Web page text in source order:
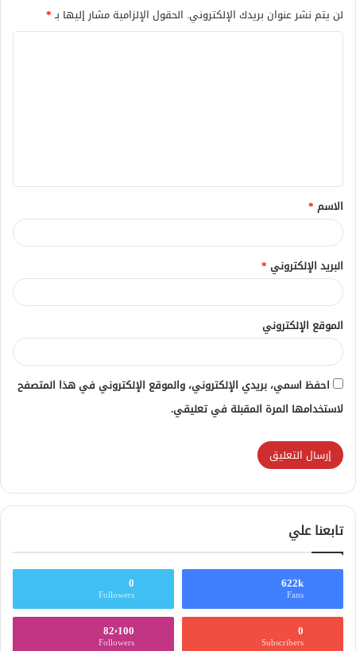
لن يتم نشر عنوان بريدك الإلكتروني. الحقول الإلزامية مشار إليها بـ*
ق
*
الاسم *
البريد الإلكتروني *
الموقع الإلكتروني
احفظ اسمي، بريدي الإلكتروني، والموقع الإلكتروني في هذا المتصفح
لاستخدامها المرة المقبلة في تعليقي.
تابعنا علي
622k
Fans
0
Followers
0
Subscribers
82٬100
Followers